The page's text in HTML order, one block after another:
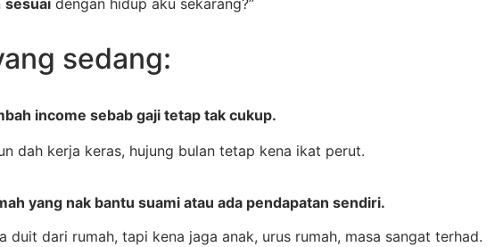
sedang:
income sebab gaji tetap tak cukup.
dah kerja keras, hujung bulan tetap kena ikat perut.
yang nak bantu suami atau ada pendapatan sendiri.
duit dari rumah, tapi kena jaga anak, urus rumah, masa sangat terhad.